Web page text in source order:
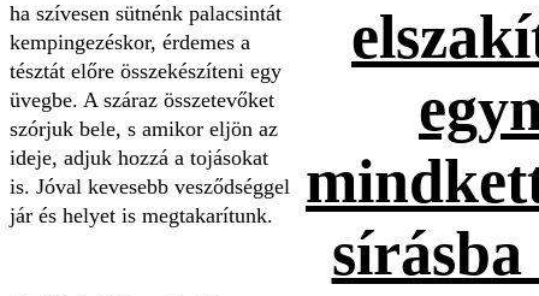
ha szívesen sütnénk palacsintát
kempingezéskor, érdemes a
tésztát előre összekészíteni egy
üvegbe. A száraz összetevőket
szórjuk bele, s amikor eljön az
ideje, adjuk hozzá a tojásokat
is. Jóval kevesebb vesződséggel
jár és helyet is megtakarítunk.
sírásba